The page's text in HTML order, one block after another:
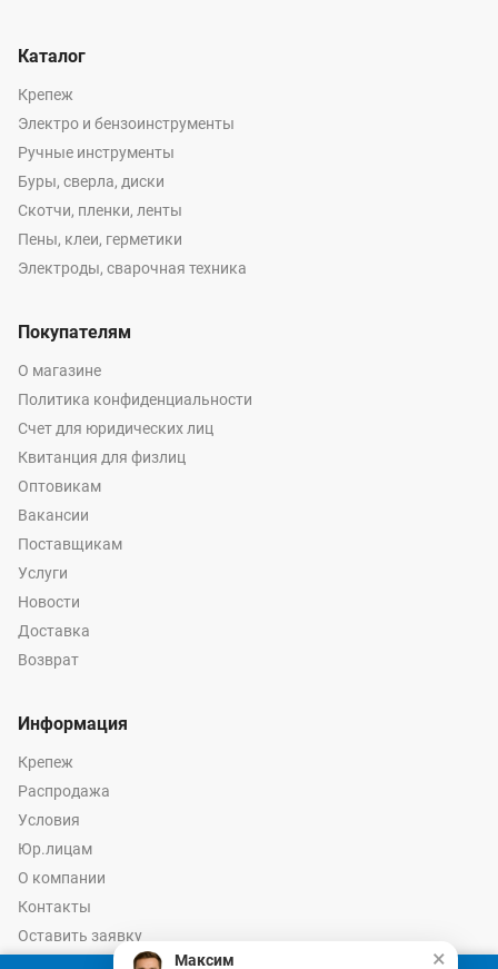
Каталог
Крепеж
Электро и бензоинструменты
Ручные инструменты
Буры, сверла, диски
Скотчи, пленки, ленты
Пены, клеи, герметики
Электроды, сварочная техника
Покупателям
О магазине
Политика конфиденциальности
Счет для юридических лиц
Квитанция для физлиц
Оптовикам
Вакансии
Поставщикам
Услуги
Новости
Доставка
Возврат
Информация
Крепеж
Распродажа
Условия
Юр.лицам
О компании
Контакты
Оставить заявку
Калькулятор крепежа
×
Максим